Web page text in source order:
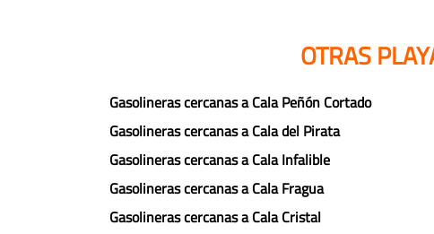
OTRAS
Gasolineras cercanas a Cala Peñón Cortado
Gasolineras cercanas a Cala del Pirata
Gasolineras cercanas a Cala Infalible
Gasolineras cercanas a Cala Fragua
Gasolineras cercanas a Cala Cristal